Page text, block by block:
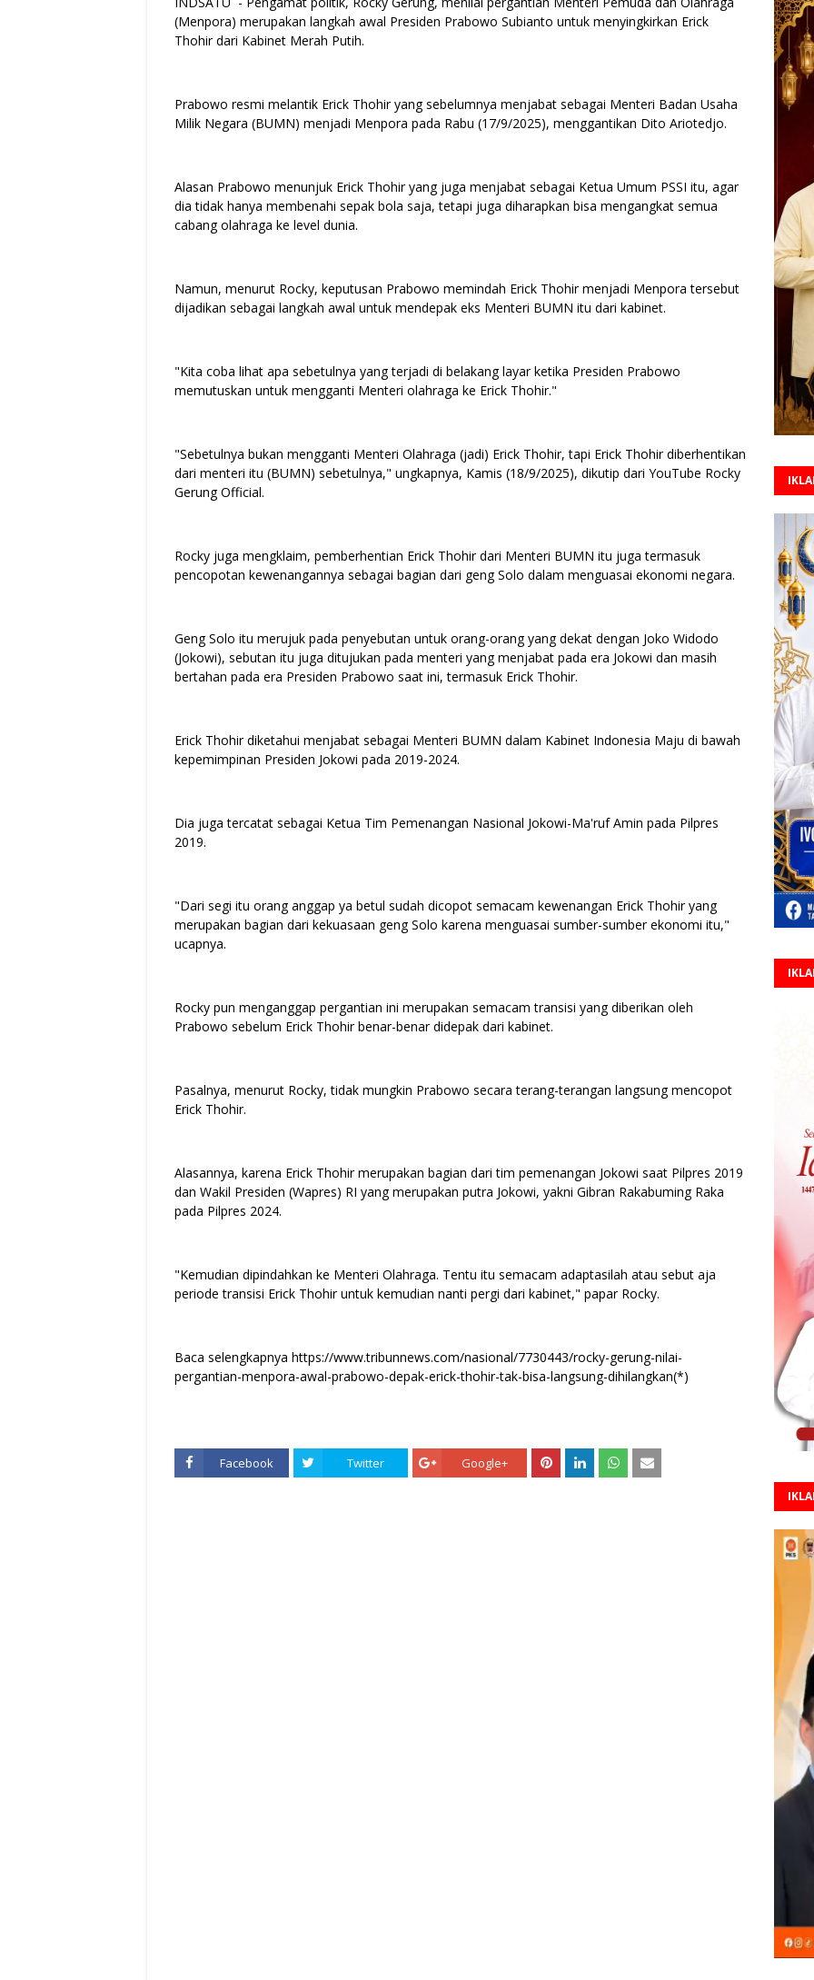
(Menpora) merupakan langkah awal Presiden Prabowo Subianto untuk menyingkirkan Erick
Thohir dari Kabinet Merah Putih.
Prabowo resmi melantik Erick Thohir yang sebelumnya menjabat sebagai Menteri Badan Usaha
Milik Negara (BUMN) menjadi Menpora pada Rabu (17/9/2025), menggantikan Dito Ariotedjo.
Alasan Prabowo menunjuk Erick Thohir yang juga menjabat sebagai Ketua Umum PSSI itu, agar
dia tidak hanya membenahi sepak bola saja, tetapi juga diharapkan bisa mengangkat semua
cabang olahraga ke level dunia.
Namun, menurut Rocky, keputusan Prabowo memindah Erick Thohir menjadi Menpora tersebut
dijadikan sebagai langkah awal untuk mendepak eks Menteri BUMN itu dari kabinet.
"Kita coba lihat apa sebetulnya yang terjadi di belakang layar ketika Presiden Prabowo
memutuskan untuk mengganti Menteri olahraga ke Erick Thohir."
"Sebetulnya bukan mengganti Menteri Olahraga (jadi) Erick Thohir, tapi Erick Thohir diberhentikan
dari menteri itu (BUMN) sebetulnya," ungkapnya, Kamis (18/9/2025), dikutip dari YouTube Rocky
Gerung Official.
Rocky juga mengklaim, pemberhentian Erick Thohir dari Menteri BUMN itu juga termasuk
pencopotan kewenangannya sebagai bagian dari geng Solo dalam menguasai ekonomi negara.
Geng Solo itu merujuk pada penyebutan untuk orang-orang yang dekat dengan Joko Widodo
(Jokowi), sebutan itu juga ditujukan pada menteri yang menjabat pada era Jokowi dan masih
bertahan pada era Presiden Prabowo saat ini, termasuk Erick Thohir.
Erick Thohir diketahui menjabat sebagai Menteri BUMN dalam Kabinet Indonesia Maju di bawah
kepemimpinan Presiden Jokowi pada 2019-2024.
Dia juga tercatat sebagai Ketua Tim Pemenangan Nasional Jokowi-Ma'ruf Amin pada Pilpres
2019.
"Dari segi itu orang anggap ya betul sudah dicopot semacam kewenangan Erick Thohir yang
merupakan bagian dari kekuasaan geng Solo karena menguasai sumber-sumber ekonomi itu,"
ucapnya.
Rocky pun menganggap pergantian ini merupakan semacam transisi yang diberikan oleh
Prabowo sebelum Erick Thohir benar-benar didepak dari kabinet.
Pasalnya, menurut Rocky, tidak mungkin Prabowo secara terang-terangan langsung mencopot
Erick Thohir.
Alasannya, karena Erick Thohir merupakan bagian dari tim pemenangan Jokowi saat Pilpres 2019
dan Wakil Presiden (Wapres) RI yang merupakan putra Jokowi, yakni Gibran Rakabuming Raka
pada Pilpres 2024.
"Kemudian dipindahkan ke Menteri Olahraga. Tentu itu semacam adaptasilah atau sebut aja
periode transisi Erick Thohir untuk kemudian nanti pergi dari kabinet," papar Rocky.
Baca selengkapnya https://www.tribunnews.com/nasional/7730443/rocky-gerung-nilai-
pergantian-menpora-awal-prabowo-depak-erick-thohir-tak-bisa-langsung-dihilangkan(*)
Facebook Twitter Google+